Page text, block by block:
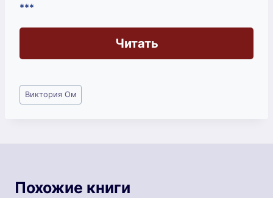
***
Читать
Метки
записи:
Виктория Ом
Похожие книги